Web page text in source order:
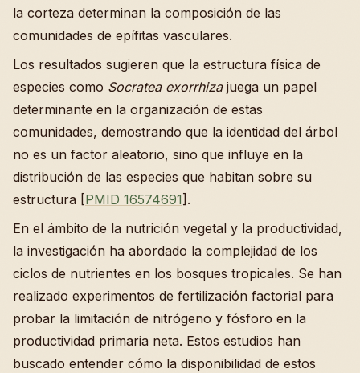
la corteza determinan la composición de las
comunidades de epífitas vasculares.
Los resultados sugieren que la estructura física de
especies como Socratea exorrhizajuega un papel
determinante en la organización de estas
comunidades, demostrando que la identidad del árbol
no es un factor aleatorio, sino que influye en la
distribución de las especies que habitan sobre su
estructura [PMID 16574691].
En el ámbito de la nutrición vegetal y la productividad,
la investigación ha abordado la complejidad de los
ciclos de nutrientes en los bosques tropicales. Se han
realizado experimentos de fertilización factorial para
probar la limitación de nitrógeno y fósforo en la
productividad primaria neta. Estos estudios han
buscado entender cómo la disponibilidad de estos